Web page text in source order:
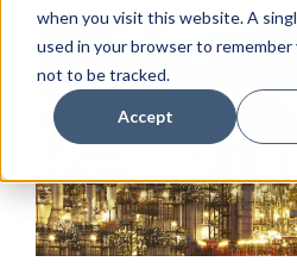
when you visit this website. A
used in your browser to
not to be tracked.
Accept